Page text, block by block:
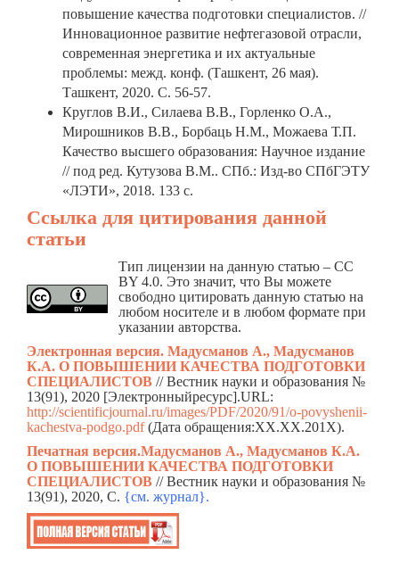
повышение качества подготовки специалистов. //
Инновационное развитие нефтегазовой отрасли,
современная энергетика и их актуальные
проблемы: межд. конф. (Ташкент, 26 мая).
Ташкент, 2020. С. 56-57.
Круглов В.И., Силаева В.В., Горленко О.А.,
Мирошников В.В., Борбаць Н.М., Можаева Т.П.
Качество высшего образования: Научное издание
// под ред. Кутузова В.М.. СПб.: Изд-во СПбГЭТУ
«ЛЭТИ», 2018. 133 с.
Ссылка для цитирования данной
статьи
Тип лицензии на данную статью – CC
BY 4.0. Это значит, что Вы можете
свободно цитировать данную статью на
любом носителе и в любом формате при
указании авторства.
Электронная версия. Мадусманов А., Мадусманов
К.А. О ПОВЫШЕНИИ КАЧЕСТВА ПОДГОТОВКИ
СПЕЦИАЛИСТОВ // Вестник науки и образования №
13(91), 2020 [Электронныйресурс].URL:
http://scientificjournal.ru/images/PDF/2020/91/o-povyshenii-
kachestva-podgo.pdf(Дата обращения:ХХ.ХХ.201Х).
Печатная версия.Мадусманов А., Мадусманов К.А.
О ПОВЫШЕНИИ КАЧЕСТВА ПОДГОТОВКИ
СПЕЦИАЛИСТОВ // Вестник науки и образования №
13(91), 2020, C. {см. журнал}.